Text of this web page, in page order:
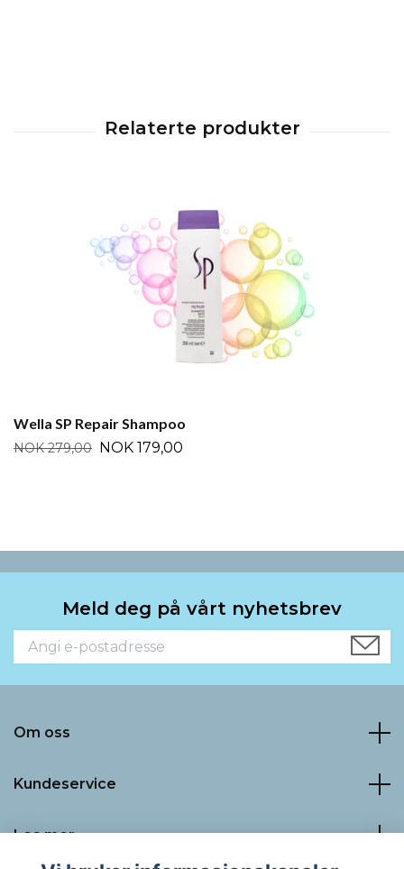
Wella SP Repair Shampoo
NOK 279,00 NOK 179,00
Meld deg på vårt nyhetsbrev
Om oss
Kundeservice
Les mer